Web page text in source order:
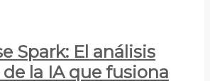
Spark: El análisis
la IA que fusiona